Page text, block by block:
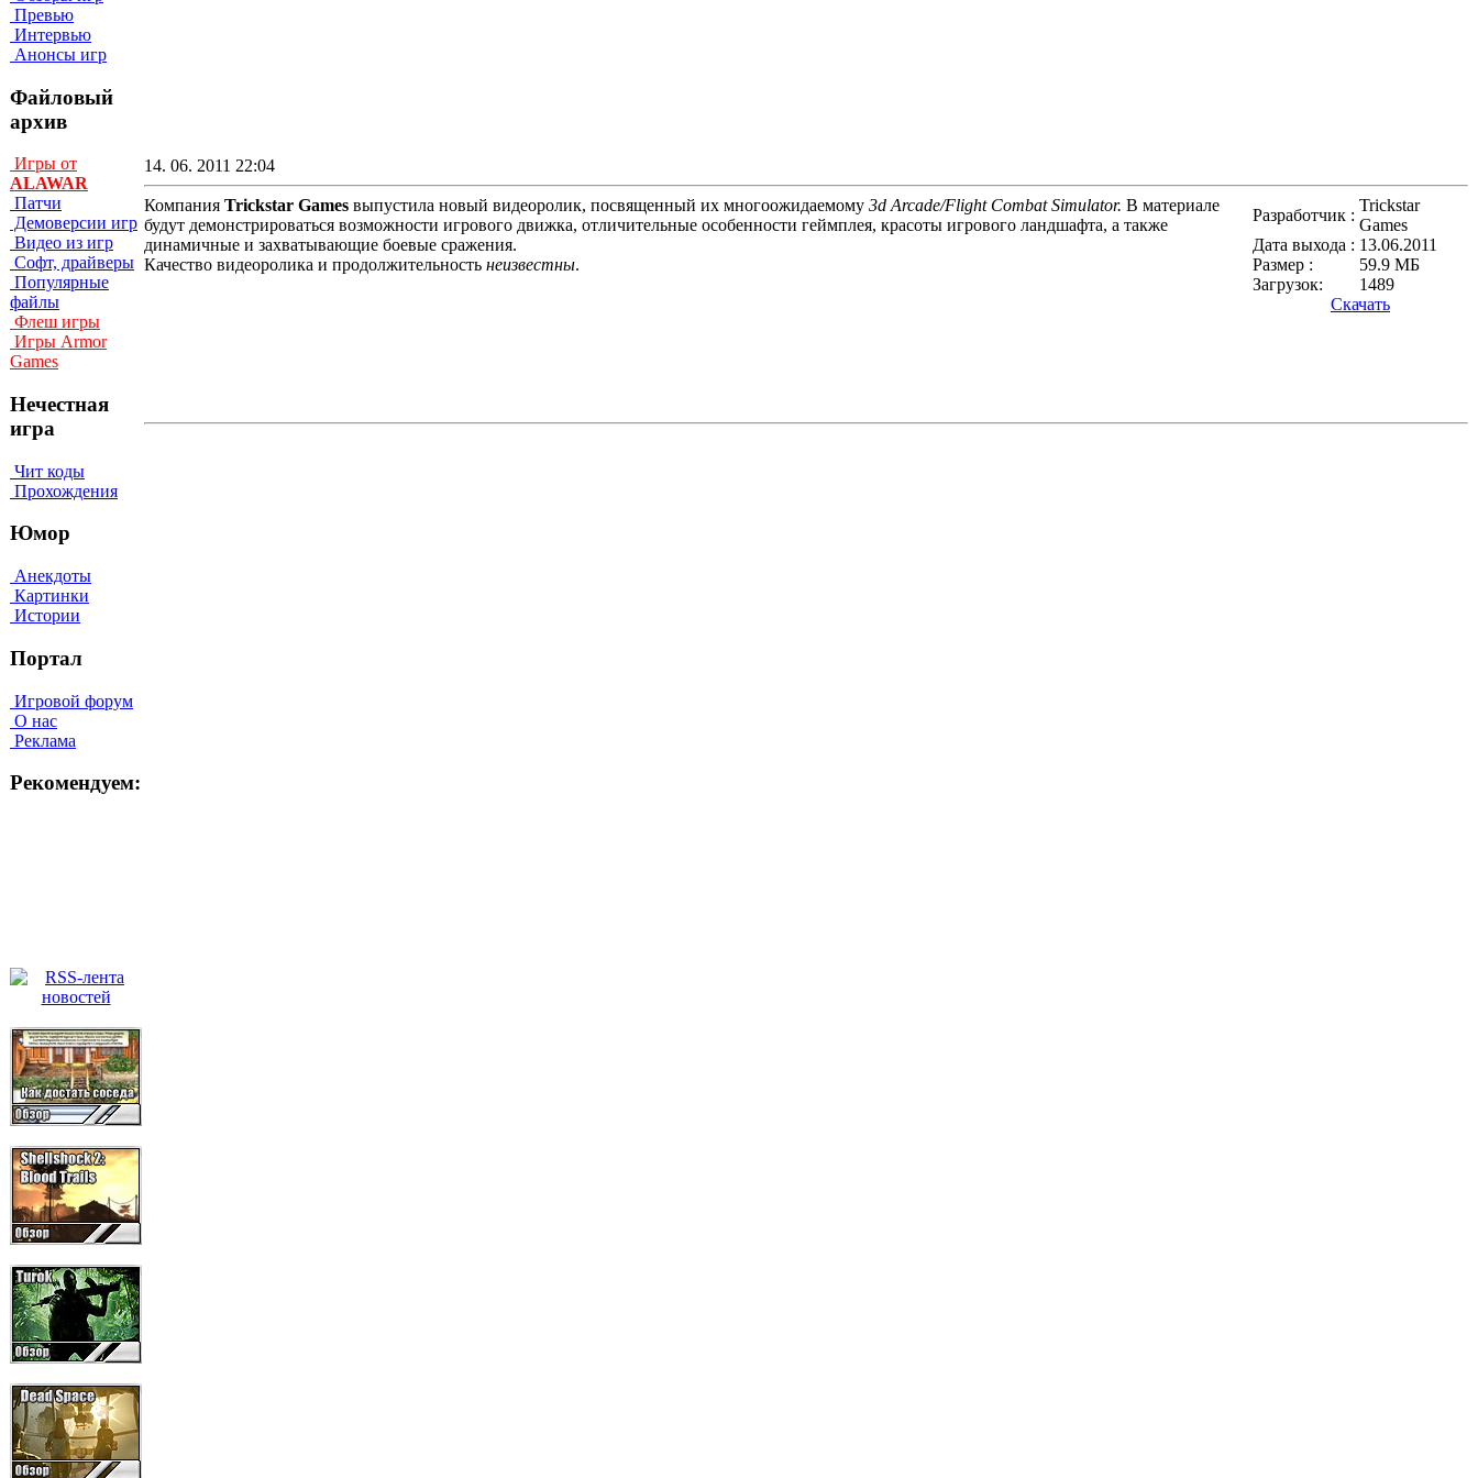
Превью
Интервью
Анонсы игр
Файловый
архив
Игры от
ALAWAR
Патчи
Демоверсии игр
Видео из игр
Софт, драйверы
Популярные
файлы
Флеш игры
Игры Armor
Games
Нечестная
игра
Чит коды
Прохождения
Юмор
Анекдоты
Картинки
Истории
Портал
Игровой форум
О нас
Реклама
Рекомендуем:
14. 06. 2011 22:04
Разработчик :
Trickstar
Games
Дата выхода : 13.06.2011
Размер :
59.9 МБ
Загрузок:
1489
Скачать
Компания Trickstar Games выпустила новый видеоролик, посвященный их многоожидаемому 3d Arcade/Flight Combat Simulator. В материале
будут демонстрироваться возможности игрового движка, отличительные особенности геймплея, красоты игрового ландшафта, а также
динамичные и захватывающие боевые сражения.
Качество видеоролика и продолжительность неизвестны.